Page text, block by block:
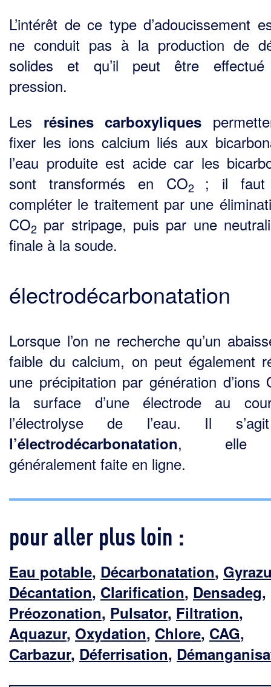
L’intérêt de ce type d’adoucissement
ne conduit pas à la production de
solides et qu’il peut être
pression.
Les résines carboxyliques
fixer les ions calcium liés aux
l’eau produite est acide car les
sont transformés en CO2 ; il faut
compléter le traitement par une
CO2 par stripage, puis par une
finale à la soude.
électrodécarbonatation
Lorsque l’on ne recherche qu’un
faible du calcium, on peut également
une précipita­tion par génération d’ions
la surface d’une électrode au
l’électrolyse de l’eau. Il
l’électrodécarbonatation, elle
généralement faite en ligne.
pour aller plus loin :
Eau potable, Décarbonatation,
Décantation, Clarification, Densadeg,
Préozonation, Pulsator, Filtration,
Aquazur, Oxydation, Chlore, CAG,
Carbazur, Déferrisation,